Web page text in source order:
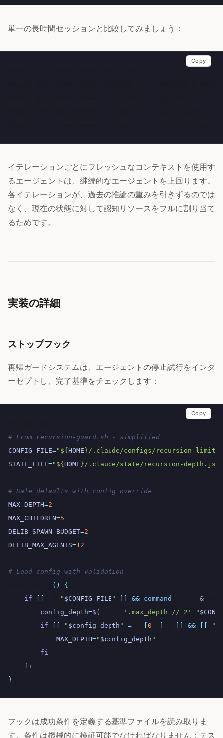
単一の長時間セッションと比較してみましょう：
Copy
イテレーションごとにフレッシュなコンテキストを使用す
るエージェントは、継続的なエージェントを上回ります。
各イテレーションが、過去の推論の重みを引きずるのでは
なく、現在の状態に対して認知リソースをフルに割り当て
るためです。
実装の詳細
ストップフック
再帰ガードシステムは、エージェントの停止試行をインタ
ーセプトし、完了基準をチェックします：
# From recursion-guard.sh - simplified
CONFIG_FILE=" ${ HOME } /.claude/configs/recursion-
STATE_FILE=" ${ HOME } /.claude/state/recursion-
# Safe defaults with config override
MAX_DEPTH=2
MAX_CHILDREN=5
DELIB_SPAWN_BUDGET=2
DELIB_MAX_AGENTS=12
# Load config with validation
()
{
if
" $CONFIG_FILE " && command &
config_depth=$( '.max_depth // 2' "
if
" $config_depth " = 0 && "
MAX_DEPTH=" $config_depth "
fi
fi
}
Copy
フックは成功条件を定義する基準ファイルを読み取りま
す。条件は機械的に検証可能でなければなりません：テス